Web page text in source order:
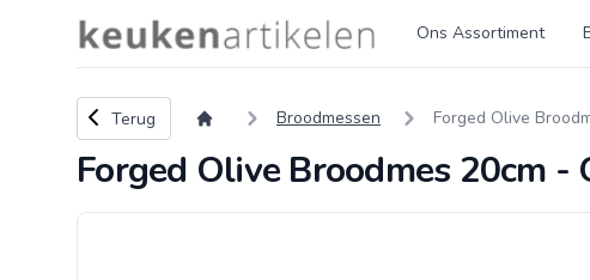
Logo keukenartikelen.com Ons Assortiment
Terug naar overzicht
Terug Broodmessen Forged Olive
Forged Olive Broodmes 20cm